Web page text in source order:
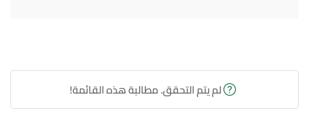
لم يتم التحقق. مطالبة هذه القائمة!